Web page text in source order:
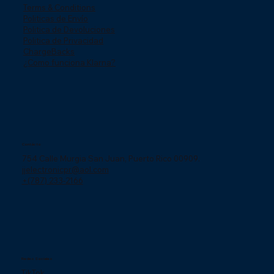
Terms & Conditions
Politicas de Envío
Politica de Devoluciones
Politica de Privacidad
ChargeBacks
¿Como funciona Klarna?
Contácto
754 Calle Murgia San Juan, Puerto Rico 00909.
jjelectronicpr@aol.com
+(787) 233-2166
Redes Sociales